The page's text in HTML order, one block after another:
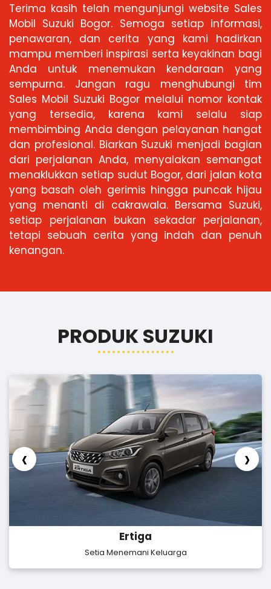
Terima kasih telah mengunjungi website Sales
Mobil Suzuki Bogor. Semoga setiap informasi,
penawaran, dan cerita yang kami hadirkan
mampu memberi inspirasi serta keyakinan bagi
Anda untuk menemukan kendaraan yang
sempurna. Jangan ragu menghubungi tim
Sales Mobil Suzuki Bogor melalui nomor kontak
yang tersedia, karena kami selalu siap
membimbing Anda dengan pelayanan hangat
dan profesional. Biarkan Suzuki menjadi bagian
dari perjalanan Anda, menyalakan semangat
menaklukkan setiap sudut Bogor, dari jalan kota
yang basah oleh gerimis hingga puncak hijau
yang menanti di cakrawala. Bersama Suzuki,
setiap perjalanan bukan sekadar perjalanan,
tetapi sebuah cerita yang indah dan penuh
kenangan.
PRODUK SUZUKI
Ertiga
Setia Menemani Keluarga
‹ ›